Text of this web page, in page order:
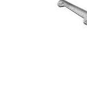
Bovolety se
působí jako
dávají ostnaté